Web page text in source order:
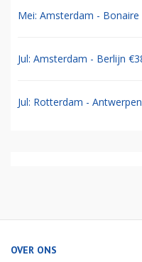
Mei: Amsterdam - Bonaire
Jul: Amsterdam - Berlijn
Jul: Rotterdam -
OVER ONS